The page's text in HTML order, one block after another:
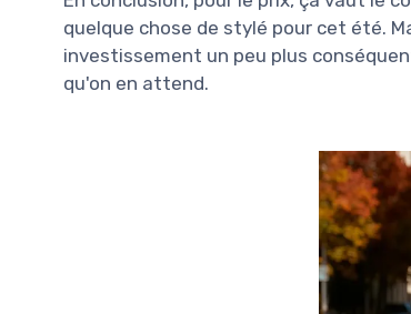
quelque chose de stylé pour cet été.
investissement un peu plus
qu'on en attend.